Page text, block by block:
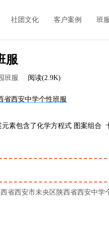
社团文化 客户案例 班
服
班服 阅读(2.9K)
素包含了化学方程式 图案组合
西省西安市未央区陕西省西安中学